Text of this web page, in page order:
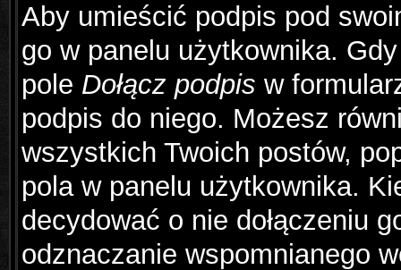
Aby umieścić podpis pod
go w panelu użytkownika.
pole Dołącz podpis w
podpis do niego. Możesz
wszystkich Twoich postów,
pola w panelu użytkownika.
decydować o nie dołączeniu
odznaczanie wspomnianego